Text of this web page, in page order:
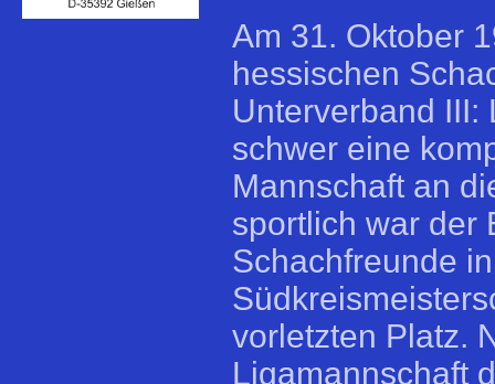
Am 31. Oktober
hessischen
Unterverband III:
schwer eine
Mannschaft an
sportlich war der
Schachfreunde
vorletzten Platz.
Ligamannschaft